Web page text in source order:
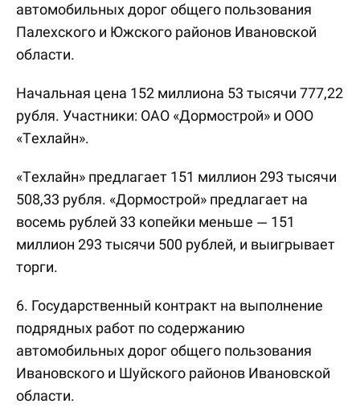
автомобильных дорог общего пользования
Палехского и Южского районов Ивановской
области.
Начальная цена 152 миллиона 53 тысячи 777,22
рубля. Участники: ОАО «Дормострой» и ООО
«Техлайн».
«Техлайн» предлагает 151 миллион 293 тысячи
508,33 рубля. «Дормострой» предлагает на
восемь рублей 33 копейки меньше — 151
миллион 293 тысячи 500 рублей, и выигрывает
торги.
6. Государственный контракт на выполнение
подрядных работ по содержанию
автомобильных дорог общего пользования
Ивановского и Шуйского районов Ивановской
области.